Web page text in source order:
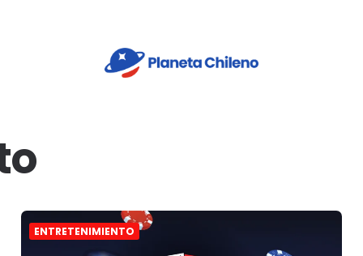
ENTRETENIMIENTO